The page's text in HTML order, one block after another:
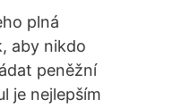
plná
aby nikdo
peněžní
je nejlepším